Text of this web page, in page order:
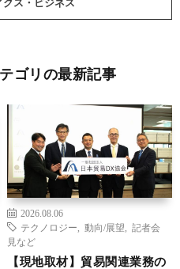
クス・ビジネス
ゴリの最新記事
2026.08.06
テクノロジー
動向/展望
記者会
見など
【現地取材】貿易関連業務の